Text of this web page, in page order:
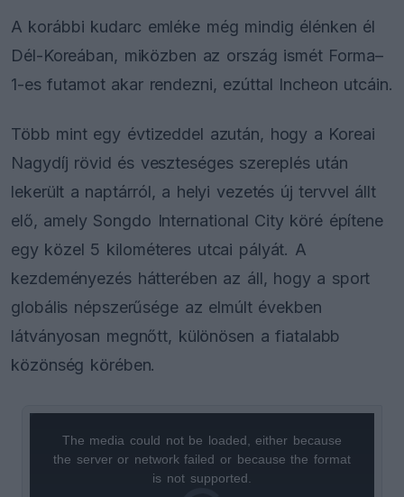
A korábbi kudarc emléke még mindig élénken él
Dél-Koreában, miközben az ország ismét Forma–
1-es futamot akar rendezni, ezúttal Incheon utcáin.
Több mint egy évtizeddel azután, hogy a Koreai
Nagydíj rövid és veszteséges szereplés után
lekerült a naptárról, a helyi vezetés új tervvel állt
elő, amely Songdo International City köré építene
egy közel 5 kilométeres utcai pályát. A
kezdeményezés hátterében az áll, hogy a sport
globális népszerűsége az elmúlt években
látványosan megnőtt, különösen a fiatalabb
közönség körében.
The media could not be loaded, either because
the server or network failed or because the format
is not supported.